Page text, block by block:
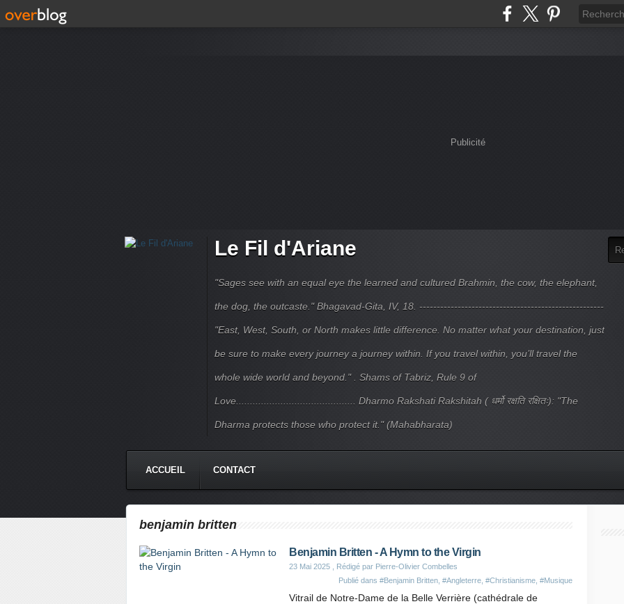
Publicité
Le Fil d'Ariane
"Sages see with an equal eye the learned and cultured Brahmin, the cow, the elephant,
the dog, the outcaste." Bhagavad-Gita, IV, 18. -----------------------------------------------------
"East, West, South, or North makes little difference. No matter what your destination, just
be sure to make every journey a journey within. If you travel within, you’ll travel the
whole wide world and beyond." . Shams of Tabriz, Rule 9 of
Love........................................... Dharmo Rakshati Rakshitah ( धर्मो रक्षति रक्षितः): "The
Dharma protects those who protect it." (Mahabharata)
ACCUEIL CONTACT
benjamin britten
Benjamin Britten - A Hymn to the Virgin
23 Mai 2025 , Rédigé par Pierre-Olivier Combelles
Publié dans #Benjamin Britten #Angleterre #Christianisme #Musique
Vitrail de Notre-Dame de la Belle Verrière (cathédrale de